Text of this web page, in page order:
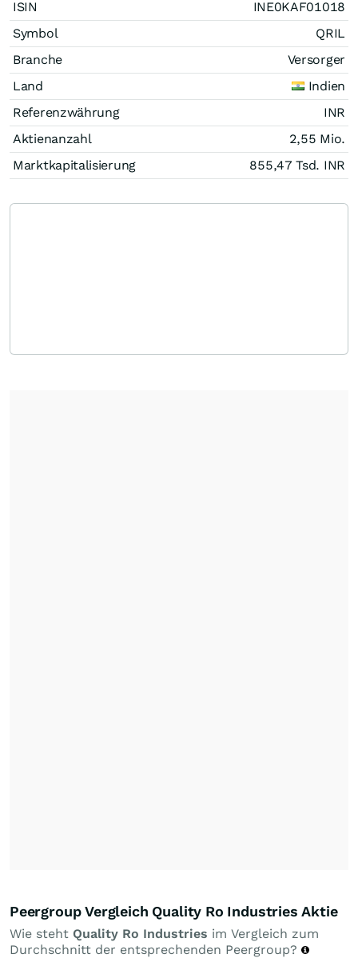
ISIN
INE0KAF01018
Symbol
QRIL
Branche
Versorger
Land
Indien
Referenzwährung
INR
Aktienanzahl
2,55 Mio.
Marktkapitalisierung
855,47 Tsd. INR
Peergroup Vergleich Quality Ro Industries Aktie
Wie steht Quality Ro Industries im Vergleich zum
Durchschnitt der entsprechenden Peergroup?